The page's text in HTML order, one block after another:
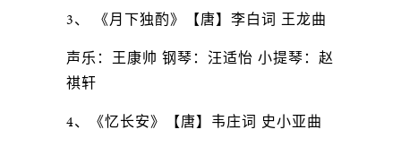
3、 《月下独酌》【唐】李白词 王龙曲
声乐：王康帅 钢琴：汪适怡 小提琴：赵
祺轩
4、《忆长安》【唐】韦庄词 史小亚曲